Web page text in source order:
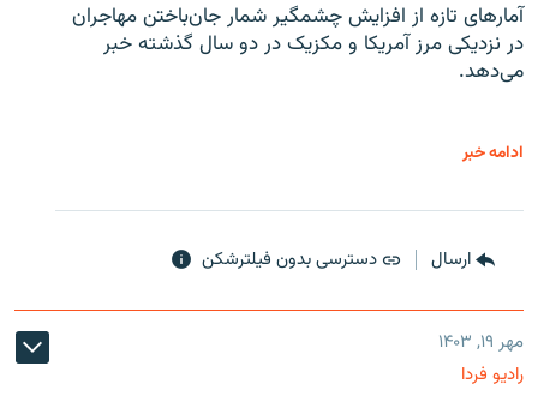
آمارهای تازه از افزایش چشمگیر شمار جان‌باختن مهاجران
در نزدیکی مرز آمریکا و مکزیک در دو سال گذشته خبر
می‌دهد.
ادامه خبر
ارسال دسترسی بدون فیلترشکن
مهر ۱۹, ۱۴۰۳
رادیو فردا